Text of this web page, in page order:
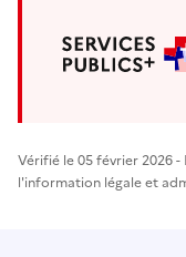
Vérifié le 05 février 2026
l'information légale et